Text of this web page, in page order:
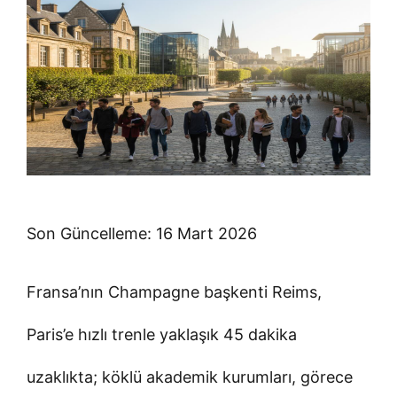
Son Güncelleme: 16 Mart 2026
Fransa’nın Champagne başkenti Reims,
Paris’e hızlı trenle yaklaşık 45 dakika
uzaklıkta; köklü akademik kurumları, görece